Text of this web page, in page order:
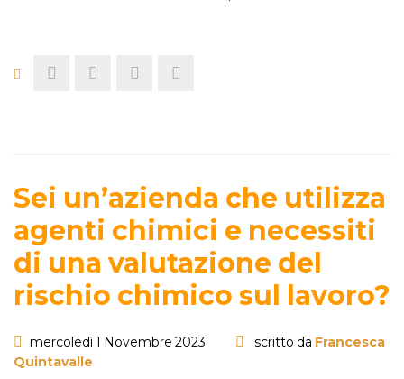
Sei un’azienda che utilizza
agenti chimici e necessiti
di una valutazione del
rischio chimico sul lavoro?
mercoledì 1 Novembre 2023 scritto da Francesca
Quintavalle